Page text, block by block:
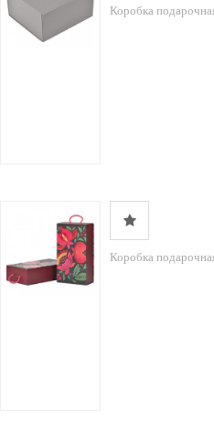
Коробка
Коробка